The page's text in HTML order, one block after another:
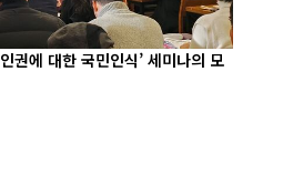
권에 대한 국민인식’ 세미나의 모